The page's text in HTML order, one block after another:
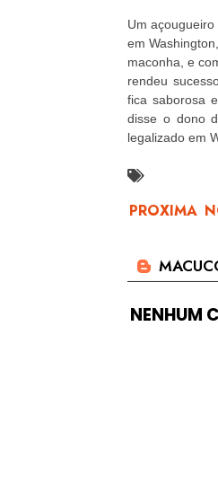
Um
em
maconha, e
rendeu
fica saborosa
disse o dono
legalizado em
NENHUM